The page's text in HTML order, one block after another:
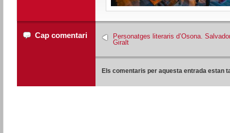
Cap comentari
Personatges literaris d’Osona.
Giralt
Els comentaris per aquesta entrada estan